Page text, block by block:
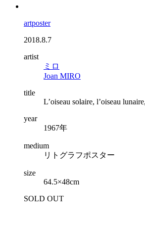
artposter
2018.8.7
artist
ミロ
Joan MIRO
title
L’oiseau solaire, l’oiseau
year
1967年
medium
リトグラフポスター
size
64.5×48cm
SOLD OUT